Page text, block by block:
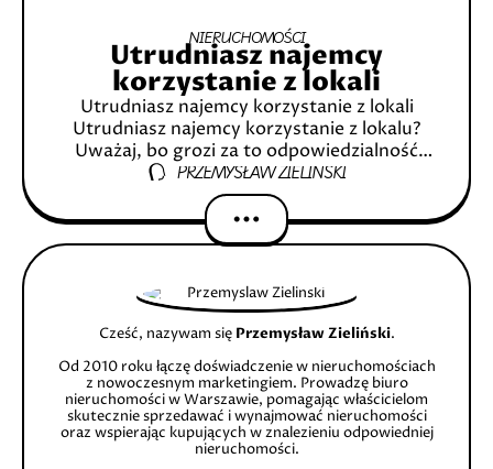
NIERUCHOMOŚCI
Utrudniasz najemcy
korzystanie z lokali
Utrudniasz najemcy korzystanie z lokali
Utrudniasz najemcy korzystanie z lokalu?
Uważaj, bo grozi za to odpowiedzialność
karna Spis treści Wstęp Kim są tzw.
czyściciele kamienic? Najczęściej stosowane
nielegalne metody Dlaczego
PRZEMYSŁAW ZIELIŃSKI
Cześć, nazywam się Przemysław Zieliński.
Od 2010 roku łączę doświadczenie w nieruchomościach
z nowoczesnym marketingiem. Prowadzę biuro
nieruchomości w Warszawie, pomagając właścicielom
skutecznie sprzedawać i wynajmować nieruchomości
oraz wspierając kupujących w znalezieniu odpowiedniej
nieruchomości.